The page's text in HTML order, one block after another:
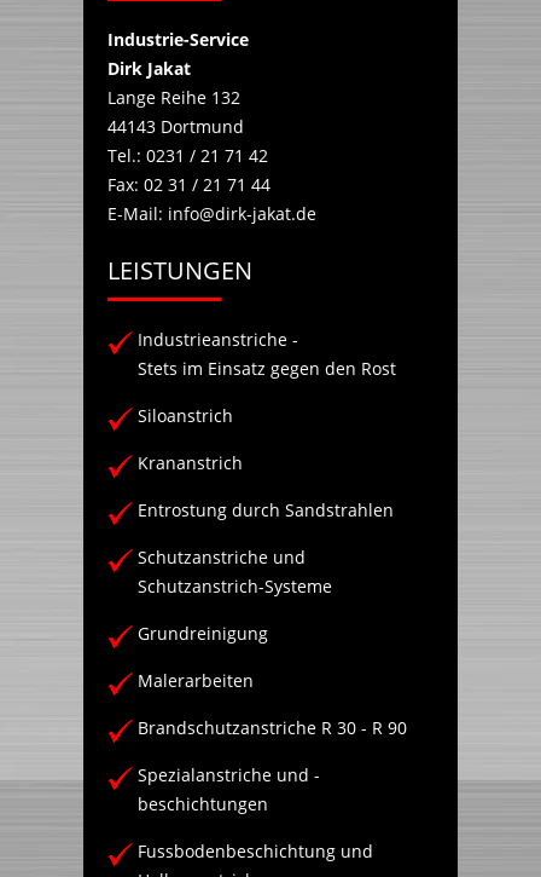
Industrie-Service
Dirk Jakat
Lange Reihe 132
44143 Dortmund
Tel.: 0231 / 21 71 42
Fax: 02 31 / 21 71 44
E-Mail: info@dirk-jakat.de
LEISTUNGEN
Industrieanstriche -
Stets im Einsatz gegen den Rost
Siloanstrich
Krananstrich
Entrostung durch Sandstrahlen
Schutzanstriche und
Schutzanstrich-Systeme
Grundreinigung
Malerarbeiten
Brandschutzanstriche R 30 - R 90
Spezialanstriche und -
beschichtungen
Fussbodenbeschichtung und